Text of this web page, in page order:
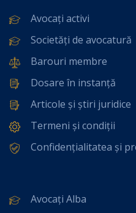
Avocați activi
Societăți de avocatură
Barouri membre
Dosare în instanță
Articole și știri juridice
Termeni și condiții
Confidențialitatea și
Avocați Alba